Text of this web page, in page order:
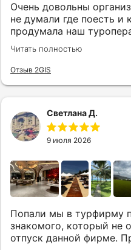
Очень довольны
не думали где поесть и
продумала наш
котором мы жили
шаговой доступности
Читать полностью
Отзыв 2GIS
Светлана Д.
9 июля 2026
Попали мы в турфирму
знакомого, который не
отпуск данной фирме.